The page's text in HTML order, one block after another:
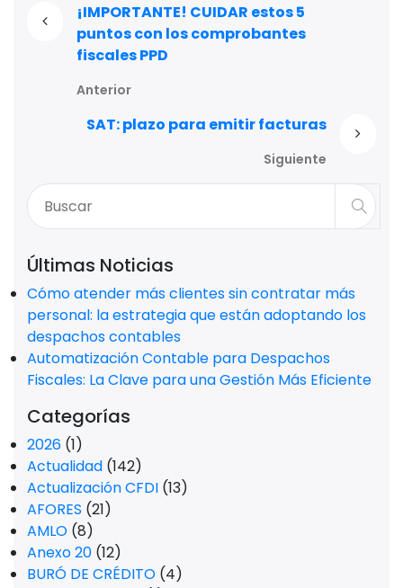
¡IMPORTANTE! CUIDAR estos 5
puntos con los comprobantes
fiscales PPD
Anterior
SAT: plazo para emitir facturas
Siguiente
Últimas Noticias
Cómo atender más clientes sin contratar más
personal: la estrategia que están adoptando los
despachos contables
Automatización Contable para Despachos
Fiscales: La Clave para una Gestión Más Eficiente
Categorías
2026 (1)
Actualidad (142)
Actualización CFDI (13)
AFORES (21)
AMLO (8)
Anexo 20 (12)
BURÓ DE CRÉDITO (4)